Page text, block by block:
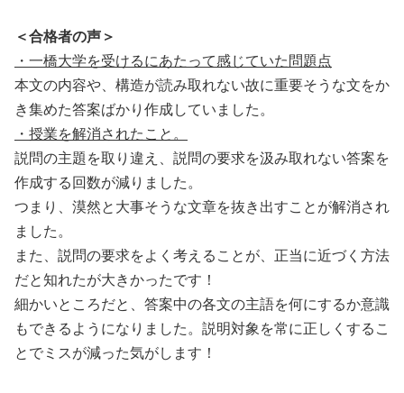
＜合格者の声＞
・一橋大学を受けるにあたって感じていた問題点
本文の内容や、構造が読み取れない故に重要そうな文をか
き集めた答案ばかり作成していました。
・授業を解消されたこと。
説問の主題を取り違え、説問の要求を汲み取れない答案を
作成する回数が減りました。
つまり、漠然と大事そうな文章を抜き出すことが解消され
ました。
また、説問の要求をよく考えることが、正当に近づく方法
だと知れたが大きかったです！
細かいところだと、答案中の各文の主語を何にするか意識
もできるようになりました。説明対象を常に正しくするこ
とでミスが減った気がします！